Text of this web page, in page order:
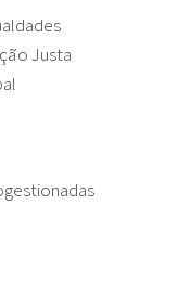
Justa